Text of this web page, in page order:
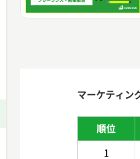
マーケティン
順位
1